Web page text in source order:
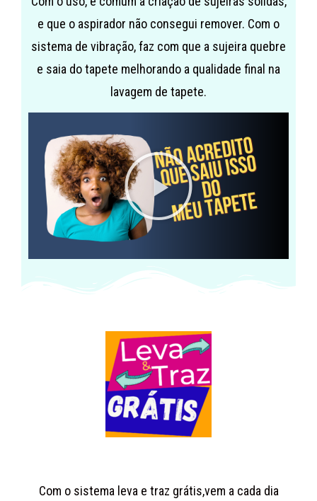
e que o aspirador não consegui remover. Com o
sistema de vibração, faz com que a sujeira quebre
e saia do tapete melhorando a qualidade final na
lavagem de tapete.
Com o sistema leva e traz grátis,vem a cada dia